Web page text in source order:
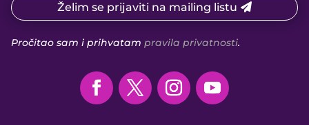
Želim se prijaviti na mailing listu
Pročitao sam i prihvatam pravila privatnosti.